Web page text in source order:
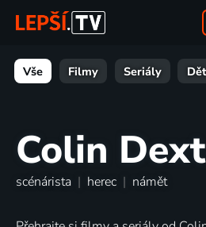
Vše Filmy Seriály
Colin
scénárista | herec | námět